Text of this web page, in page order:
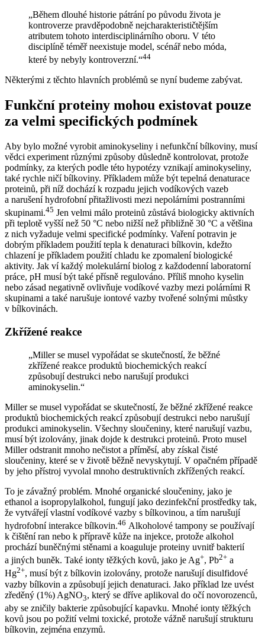
„Během dlouhé historie pátrání po původu života je
kontroverze pravděpodobně nejcharakterističtějším
atributem tohoto interdisciplinárního oboru. V této
disciplíně téměř neexistuje model, scénář nebo móda,
které by nebyly kontroverzní.“44
Některými z těchto hlavních problémů se nyní budeme zabývat.
Funkční proteiny mohou existovat pouze
za velmi specifických podmínek
Aby bylo možné vyrobit aminokyseliny i nefunkční bílkoviny, musí
vědci experiment různými způsoby důsledně kontrolovat, protože
podmínky, za kterých podle této hypotézy vznikají aminokyseliny,
také rychle ničí bílkoviny. Příkladem může být tepelná denaturace
proteinů, při níž dochází k rozpadu jejich vodíkových vazeb
a narušení hydrofobní přitažlivosti mezi nepolárními postranními
skupinami.45 Jen velmi málo proteinů zůstává biologicky aktivních
při teplotě vyšší než 50 °C nebo nižší než přibližně 30 °C a většina
z nich vyžaduje velmi specifické podmínky. Vaření potravin je
dobrým příkladem použití tepla k denaturaci bílkovin, kdežto
chlazení je příkladem použití chladu ke zpomalení biologické
aktivity. Jak ví každý molekulární biolog z každodenní laboratorní
práce, pH musí být také přísně regulováno. Příliš mnoho kyselin
nebo zásad negativně ovlivňuje vodíkové vazby mezi polárními R
skupinami a také narušuje iontové vazby tvořené solnými můstky
v bílkovinách.
Zkřížené reakce
„Miller se musel vypořádat se skutečností, že běžné
zkřížené reakce produktů biochemických reakcí
způsobují destrukci nebo narušují produkci
aminokyselin.“
Miller se musel vypořádat se skutečností, že běžné zkřížené reakce
produktů biochemických reakcí způsobují destrukci nebo narušují
produkci aminokyselin. Všechny sloučeniny, které narušují vazbu,
musí být izolovány, jinak dojde k destrukci proteinů. Proto musel
Miller odstranit mnoho nečistot a příměsí, aby získal čisté
sloučeniny, které se v životě běžně nevyskytují. V opačném případě
by jeho přístroj vyvolal mnoho destruktivních zkřížených reakcí.
To je závažný problém. Mnohé organické sloučeniny, jako je
ethanol a isopropylalkohol, fungují jako dezinfekční prostředky tak,
že vytvářejí vlastní vodíkové vazby s bílkovinou, a tím narušují
hydrofobní interakce bílkovin.46 Alkoholové tampony se používají
k čištění ran nebo k přípravě kůže na injekce, protože alkohol
prochází buněčnými stěnami a koaguluje proteiny uvnitř bakterií
a jiných buněk. Také ionty těžkých kovů, jako je Ag+, Pb2+ a
Hg2+, musí být z bílkovin izolovány, protože narušují disulfidové
vazby bílkovin a způsobují jejich denaturaci. Jako příklad lze uvést
zředěný (1%) AgNO3, který se dříve aplikoval do očí novorozenců,
aby se zničily bakterie způsobující kapavku. Mnohé ionty těžkých
kovů jsou po požití velmi toxické, protože vážně narušují strukturu
bílkovin, zejména enzymů.